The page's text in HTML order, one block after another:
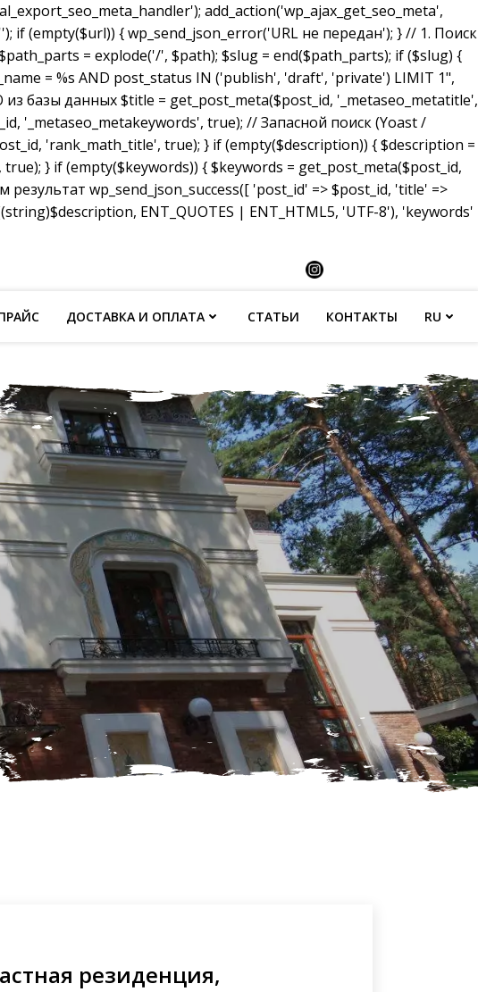
add_action('wp_ajax_get_seo_meta',
if (empty($url)) { wp_send_json_error('URL не передан'); } // 1. Поиск
= explode('/', $path); $slug = end($path_parts); if ($slug) {
= %s AND post_status IN ('publish', 'draft', 'private') LIMIT 1",
базы данных $title = get_post_meta($post_id, '_metaseo_metatitle',
'_metaseo_metakeywords', true); // Запасной поиск (Yoast /
'rank_math_title', true); } if (empty($description)) { $description =
} if (empty($keywords)) { $keywords = get_post_meta($post_id,
wp_send_json_success([ 'post_id' => $post_id, 'title' =>
ENT_QUOTES | ENT_HTML5, 'UTF-8'), 'keywords'
ДОСТАВКА И ОПЛАТА СТАТЬИ КОНТАКТЫ RU
резиденция,